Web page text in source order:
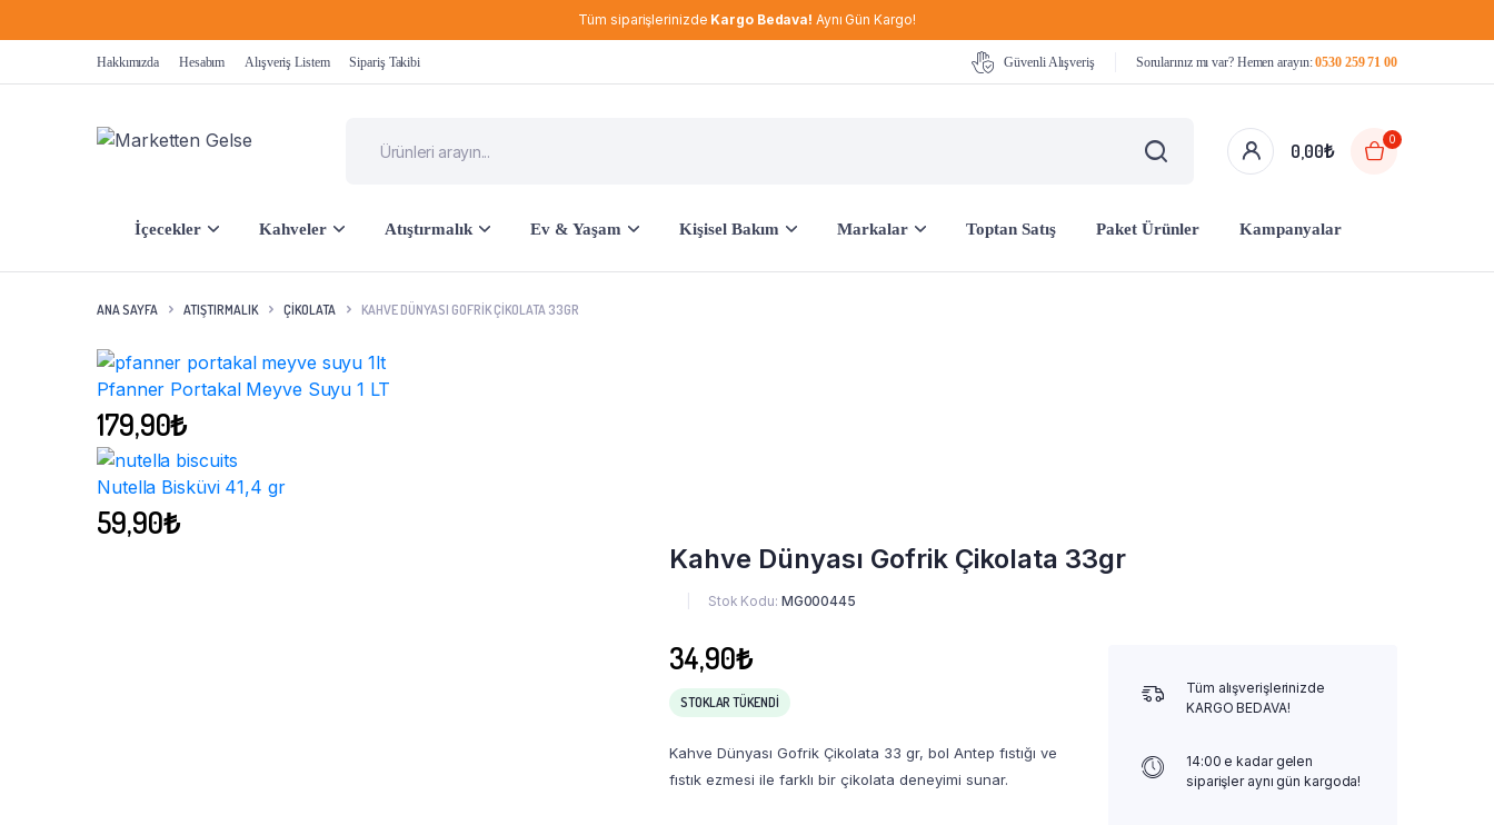
Tüm siparişlerinizde Kargo Bedava! Aynı Gün Kargo!
Hakkımızda Hesabım Alışveriş Listem Sipariş Takibi Güvenli Alışveriş Sorularınız mı var? Hemen arayın:0530 259 71 00
0,00₺
0
İçecekler Kahveler Atıştırmalık Ev & Yaşam Kişisel Bakım Markalar Toptan Satış Paket Ürünler Kampanyalar
ANA SAYFA ATIŞTIRMALIK ÇIKOLATA KAHVE DÜNYASI GOFRIK ÇIKOLATA 33GR
Pfanner Portakal Meyve Suyu 1 LT
179,90₺
Nutella Bisküvi 41,4 gr
59,90₺
Kahve Dünyası Gofrik Çikolata 33gr
Stok Kodu: MG000445
34,90₺
STOKLAR TÜKENDI
Kahve Dünyası Gofrik Çikolata 33 gr, bol Antep fıstığı ve
fıstık ezmesi ile farklı bir çikolata deneyimi sunar.
Tüm alışverişlerinizde
KARGO BEDAVA!
14:00 e kadar gelen
siparişler aynı gün kargoda!